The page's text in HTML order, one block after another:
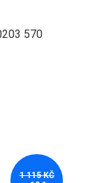
570
1 115 KČ